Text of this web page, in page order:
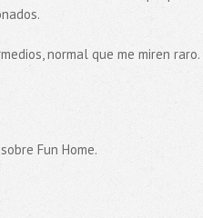
normal que me miren raro.
Fun Home.